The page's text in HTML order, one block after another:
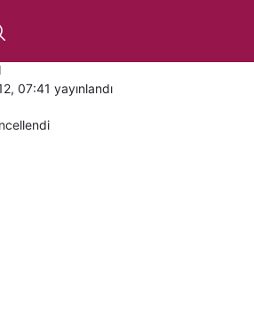
ABİ!..
07:41 yayınlandı